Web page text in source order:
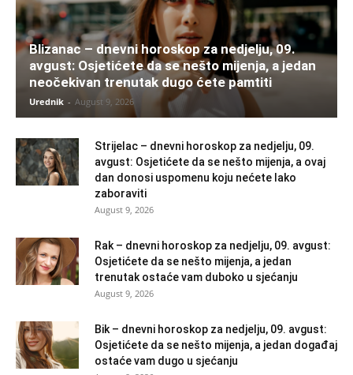
Blizanac – dnevni horoskop za nedjelju, 09.
avgust: Osjetićete da se nešto mijenja, a jedan
neočekivan trenutak dugo ćete pamtiti
Urednik - August 9, 2026
Strijelac – dnevni horoskop za nedjelju, 09.
avgust: Osjetićete da se nešto mijenja, a ovaj
dan donosi uspomenu koju nećete lako
zaboraviti
August 9, 2026
Rak – dnevni horoskop za nedjelju, 09. avgust:
Osjetićete da se nešto mijenja, a jedan
trenutak ostaće vam duboko u sjećanju
August 9, 2026
Bik – dnevni horoskop za nedjelju, 09. avgust:
Osjetićete da se nešto mijenja, a jedan događaj
ostaće vam dugo u sjećanju